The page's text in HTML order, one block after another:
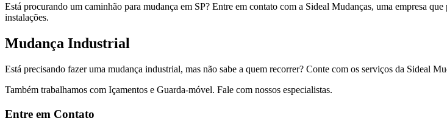
Está procurando um caminhão para mudança em SP? Entre em contato com a Sideal Mudanças, uma empresa
instalações.
Mudança Industrial
Está precisando fazer uma mudança industrial, mas não sabe a quem recorrer? Conte com os serviços da Sideal
Também trabalhamos com Içamentos e Guarda-móvel. Fale com nossos especialistas.
Entre em Contato